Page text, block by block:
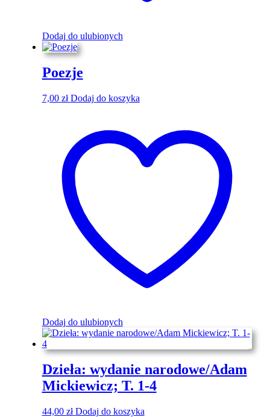
Dodaj do ulubionych
Poezje
7,00 zł Dodaj do koszyka
Dodaj do ulubionych
Dzieła: wydanie narodowe/Adam
Mickiewicz; T. 1-4
44,00 zł Dodaj do koszyka